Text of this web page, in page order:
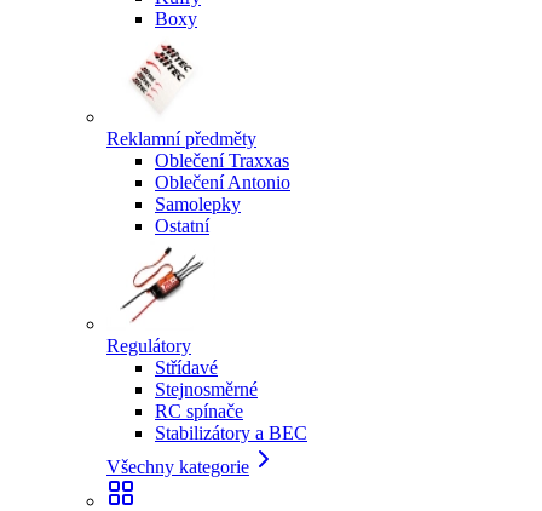
Boxy
Reklamní předměty
Oblečení Traxxas
Oblečení Antonio
Samolepky
Ostatní
Regulátory
Střídavé
Stejnosměrné
RC spínače
Stabilizátory a BEC
Všechny kategorie